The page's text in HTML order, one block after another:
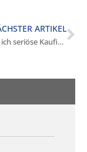
ARTIKEL
Wie erkenne ich seriöse Kaufinteressenten in Gilching?